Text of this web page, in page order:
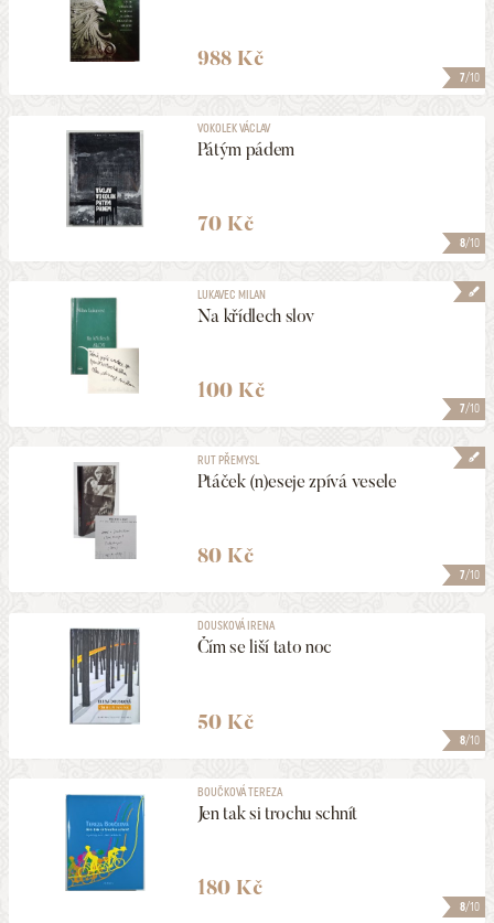
7/10
988 Kč
8/10
VOKOLEK VÁCLAV
Pátým pádem
70 Kč
7/10
LUKAVEC MILAN
Na křídlech slov
100 Kč
7/10
RUT PŘEMYSL
Ptáček (n)eseje zpívá vesele
80 Kč
8/10
DOUSKOVÁ IRENA
Čím se liší tato noc
50 Kč
8/10
BOUČKOVÁ TEREZA
Jen tak si trochu schnít
180 Kč